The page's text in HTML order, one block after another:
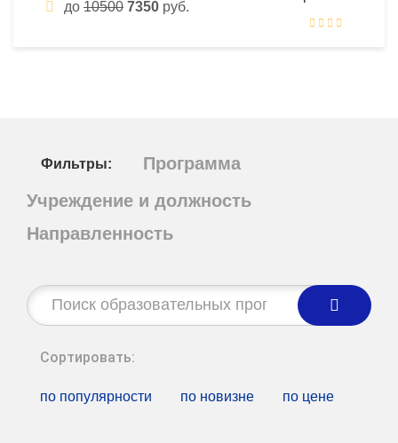
до 10500 7350 руб.
Фильтры:
Программа
Учреждение и должность
Направленность
Строка
поиска:
Сортировать:
по популярности по новизне по цене